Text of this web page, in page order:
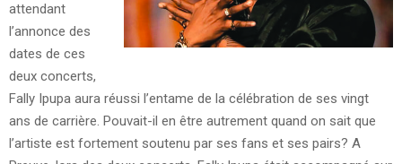
attendant
l’annonce des
dates de ces
deux concerts,
Fally Ipupa aura réussi l’entame de la célébration de ses vingt
ans de carrière. Pouvait-il en être autrement quand on sait que
l’artiste est fortement soutenu par ses fans et ses pairs? A